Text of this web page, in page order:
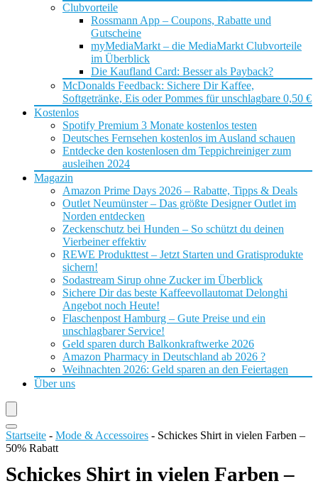
Clubvorteile
Rossmann App – Coupons, Rabatte und
Gutscheine
myMediaMarkt – die MediaMarkt Clubvorteile
im Überblick
Die Kaufland Card: Besser als Payback?
McDonalds Feedback: Sichere Dir Kaffee,
Softgetränke, Eis oder Pommes für unschlagbare 0,50 €
Kostenlos
Spotify Premium 3 Monate kostenlos testen
Deutsches Fernsehen kostenlos im Ausland schauen
Entdecke den kostenlosen dm Teppichreiniger zum
ausleihen 2024
Magazin
Amazon Prime Days 2026 – Rabatte, Tipps & Deals
Outlet Neumünster – Das größte Designer Outlet im
Norden entdecken
Zeckenschutz bei Hunden – So schützt du deinen
Vierbeiner effektiv
REWE Produkttest – Jetzt Starten und Gratisprodukte
sichern!
Sodastream Sirup ohne Zucker im Überblick
Sichere Dir das beste Kaffeevollautomat Delonghi
Angebot noch Heute!
Flaschenpost Hamburg – Gute Preise und ein
unschlagbarer Service!
Geld sparen durch Balkonkraftwerke 2026
Amazon Pharmacy in Deutschland ab 2026 ?
Weihnachten 2026: Geld sparen an den Feiertagen
Über uns
Startseite - Mode & Accessoires - Schickes Shirt in vielen Farben –
50% Rabatt
Schickes Shirt in vielen Farben –